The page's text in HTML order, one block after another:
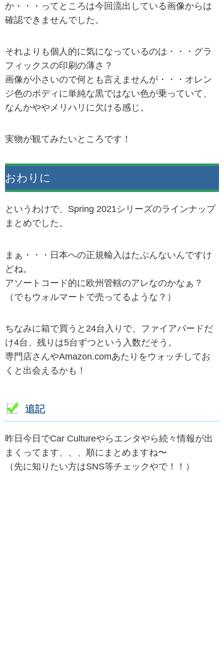
か・・・ってところは今回流出している画像からは
確認できませんでした。
それよりも個人的に気になっているのは・・・グラ
フィックスの印刷の薄さ？
画像が小さいので何とも言えませんが・・・オレン
ジ色のボディに単純な黒ではない色が乗っていて、
なんかややメリハリに欠ける感じ。
実物が観てみたいところです！
おわりに
というわけで、Spring 2021シリーズのラインナップ
まとめでした。
まぁ・・・日本への正規輸入はたぶんないんですけ
どね。
アソートコード的に欧州管轄のアレなのかなぁ？
（でもウォルマートで売ってるような？）
ちなみに箱で買うと24台入りで、ファイアバードだ
け4台、残りは5台ずつという入数だそう。
専門店さんやAmazon.comあたりをウォッチしてお
くと出会えるかも！
追記
昨日今日でCar Cultureやらエンタやら続々情報が出
まくってます、、、順にまとめますね〜
（先に知りたい方はSNS等チェックやで！！）